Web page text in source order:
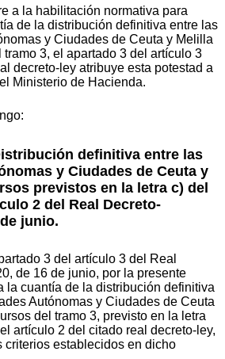
a la habilitación normativa para
de la distribución definitiva entre las
y Ciudades de Ceuta y Melilla
3, el apartado 3 del artículo 3
decreto-ley atribuye esta potestad a
Ministerio de Hacienda.
definitiva entre las
y Ciudades de Ceuta y
previstos en la letra c) del
2 del Real Decreto-
junio.
3 del artículo 3 del Real
de 16 de junio, por la presente
la cuantía de la distribución definitiva
Autónomas y Ciudades de Ceuta
del tramo 3, previsto en la letra
artículo 2 del citado real decreto-ley,
criterios establecidos en dicho